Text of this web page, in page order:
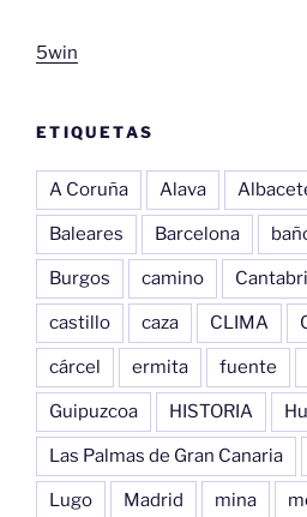
5win
ETIQUETAS
A Coruña Alava
Baleares Barcelona
Burgos camino
castillo caza CLIMA
cárcel ermita fuente
Guipuzcoa HISTORIA
Las Palmas de Gran Canaria
Lugo Madrid mina